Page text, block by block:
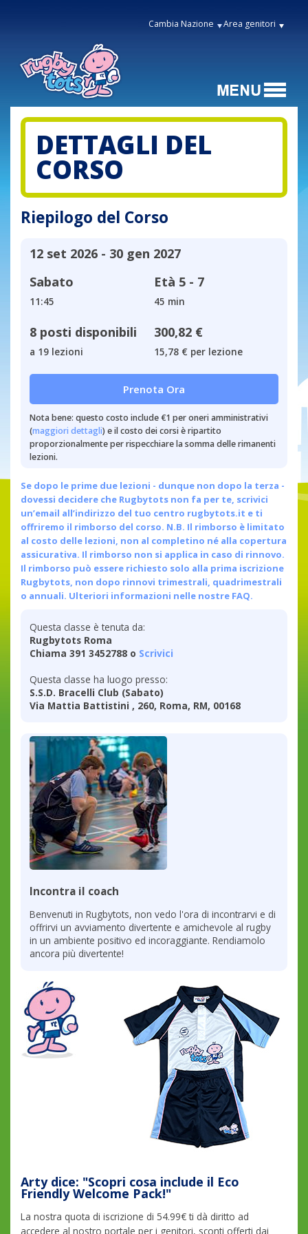
Cambia Nazione Area genitori
DETTAGLI DEL
CORSO
Riepilogo del Corso
12 set 2026 - 30 gen 2027
Sabato
11:45
Età 5 - 7
45 min
8 posti disponibili
a 19 lezioni
300,82 €
15,78 € per lezione
Prenota Ora
Nota bene: questo costo include €1 per oneri amministrativi
(maggiori dettagli) e il costo dei corsi è ripartito
proporzionalmente per rispecchiare la somma delle rimanenti
lezioni.
Se dopo le prime due lezioni - dunque non dopo la terza -
dovessi decidere che Rugbytots non fa per te, scrivici
un’email all’indirizzo del tuo centro rugbytots.it e ti
offriremo il rimborso del corso. N.B. Il rimborso è limitato
al costo delle lezioni, non al completino né alla copertura
assicurativa. Il rimborso non si applica in caso di rinnovo.
Il rimborso può essere richiesto solo alla prima iscrizione
Rugbytots, non dopo rinnovi trimestrali, quadrimestrali
o annuali. Ulteriori informazioni nelle nostre FAQ.
Questa classe è tenuta da:
Rugbytots Roma
Chiama 391 3452788 o Scrivici
Questa classe ha luogo presso:
S.S.D. Bracelli Club (Sabato)
Via Mattia Battistini , 260, Roma, RM, 00168
Incontra il coach
Benvenuti in Rugbytots, non vedo l'ora di incontrarvi e di
offrirvi un avviamento divertente e amichevole al rugby
in un ambiente positivo ed incoraggiante. Rendiamolo
ancora più divertente!
Arty dice: "Scopri cosa include il Eco
Friendly Welcome Pack!"
La nostra quota di iscrizione di 54.99€ ti dà diritto ad
accedere al nostro portale per i genitori, sconti offerti dai